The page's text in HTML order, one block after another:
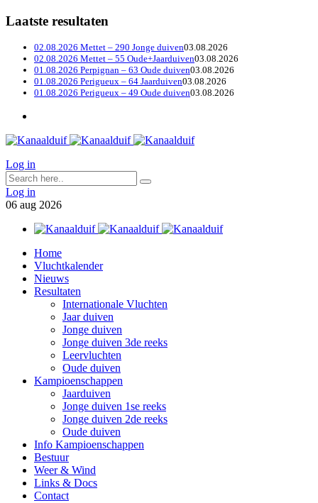
Laatste resultaten
02.08.2026 Mettet – 290 Jonge duiven03.08.2026
02.08.2026 Mettet – 55 Oude+Jaarduiven03.08.2026
01.08.2026 Perpignan – 63 Oude duiven03.08.2026
01.08.2026 Perigueux – 64 Jaarduiven03.08.2026
01.08.2026 Perigueux – 49 Oude duiven03.08.2026
Log in
Log in
06 aug 2026
Home
Vluchtkalender
Nieuws
Resultaten
Internationale Vluchten
Jaar duiven
Jonge duiven
Jonge duiven 3de reeks
Leervluchten
Oude duiven
Kampioenschappen
Jaarduiven
Jonge duiven 1se reeks
Jonge duiven 2de reeks
Oude duiven
Info Kampioenschappen
Bestuur
Weer & Wind
Links & Docs
Contact